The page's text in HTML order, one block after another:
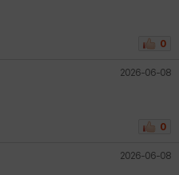
0
2026-06-08
0
2026-06-08